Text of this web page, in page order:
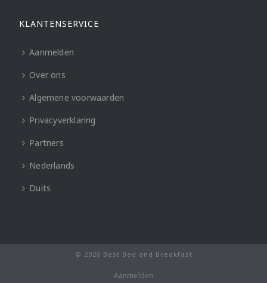
KLANTENSERVICE
Aanmelden
Over ons
Algemene voorwaarden
Privacyverklaring
Partners
Nederlands
Duits
© 2026 Best Bed and Breakfast
Aanmelden